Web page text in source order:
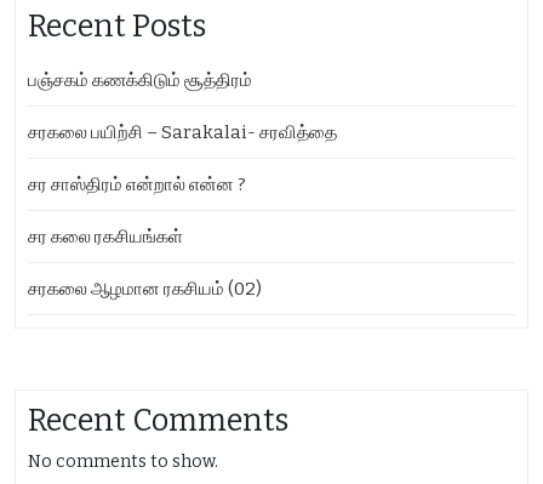
Recent Posts
பஞ்சகம் கணக்கிடும் சூத்திரம்
சரகலை பயிற்சி – Sarakalai- சரவித்தை
சர சாஸ்திரம் என்றால் என்ன ?
சர கலை ரகசியங்கள்
சரகலை ஆழமான ரகசியம் (02)
Recent Comments
No comments to show.